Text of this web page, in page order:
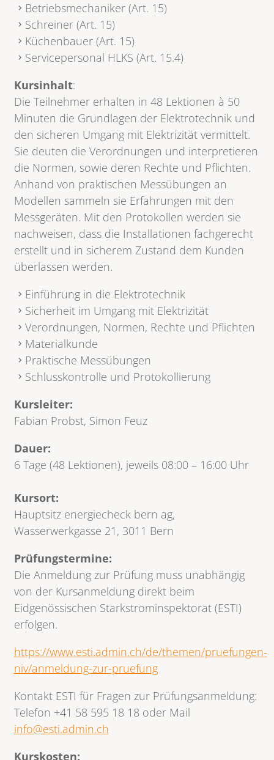
Betriebsmechaniker (Art. 15)
Schreiner (Art. 15)
Küchenbauer (Art. 15)
Servicepersonal HLKS (Art. 15.4)
Kursinhalt:
Die Teilnehmer erhalten in 48 Lektionen à 50
Minuten die Grundlagen der Elektrotechnik und
den sicheren Umgang mit Elektrizität vermittelt.
Sie deuten die Verordnungen und interpretieren
die Normen, sowie deren Rechte und Pflichten.
Anhand von praktischen Messübungen an
Modellen sammeln sie Erfahrungen mit den
Messgeräten. Mit den Protokollen werden sie
nachweisen, dass die Installationen fachgerecht
erstellt und in sicherem Zustand dem Kunden
überlassen werden.
Einführung in die Elektrotechnik
Sicherheit im Umgang mit Elektrizität
Verordnungen, Normen, Rechte und Pflichten
Materialkunde
Praktische Messübungen
Schlusskontrolle und Protokollierung
Kursleiter:
Fabian Probst, Simon Feuz
Dauer:
6 Tage (48 Lektionen), jeweils 08:00 – 16:00 Uhr
Kursort:
Hauptsitz energiecheck bern ag,
Wasserwerkgasse 21, 3011 Bern
Prüfungstermine:
Die Anmeldung zur Prüfung muss unabhängig
von der Kursanmeldung direkt beim
Eidgenössischen Starkstrominspektorat (ESTI)
erfolgen.
https://www.esti.admin.ch/de/themen/pruefungen-
niv/anmeldung-zur-pruefung
Kontakt ESTI für Fragen zur Prüfungsanmeldung:
Telefon +41 58 595 18 18 oder Mail
info@esti.admin.ch
Kurskosten: